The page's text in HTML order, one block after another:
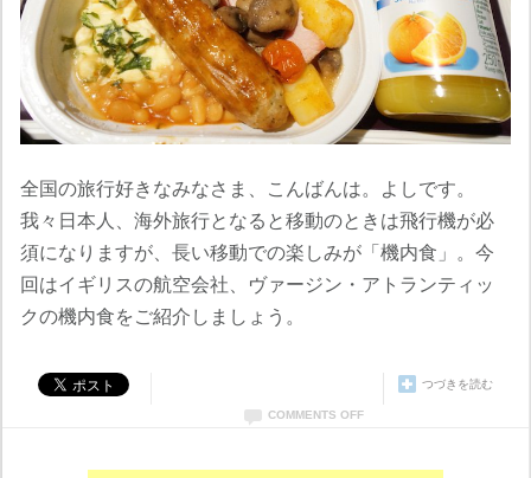
全国の旅行好きなみなさま、こんばんは。よしです。
我々日本人、海外旅行となると移動のときは飛行機が必
須になりますが、長い移動での楽しみが「機内食」。今
回はイギリスの航空会社、ヴァージン・アトランティッ
クの機内食をご紹介しましょう。
つづきを読む
COMMENTS OFF